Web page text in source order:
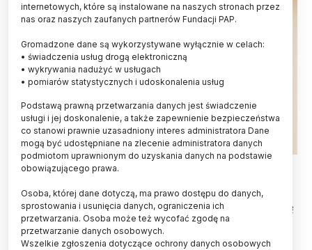
Źródło: Adobe Stock
Im większy nos nosacza sundajskiego, małpy
znanej z licznych memów, tym bardziej podoba się
on samicom – informuje pismo "Scientific
Reports".
internetowych, które są instalowane na naszych stronach przez
nas oraz naszych zaufanych partnerów Fundacji PAP.
Gromadzone dane są wykorzystywane wyłącznie w celach:
• świadczenia usług drogą elektroniczną
• wykrywania nadużyć w usługach
• pomiarów statystycznych i udoskonalenia usług
Podstawą prawną przetwarzania danych jest świadczenie
usługi i jej doskonalenie, a także zapewnienie bezpieczeństwa
co stanowi prawnie uzasadniony interes administratora Dane
mogą być udostępniane na zlecenie administratora danych
podmiotom uprawnionym do uzyskania danych na podstawie
obowiązującego prawa.
Osoba, której dane dotyczą, ma prawo dostępu do danych,
sprostowania i usunięcia danych, ograniczenia ich
przetwarzania. Osoba może też wycofać zgodę na
przetwarzanie danych osobowych.
Wszelkie zgłoszenia dotyczące ochrony danych osobowych